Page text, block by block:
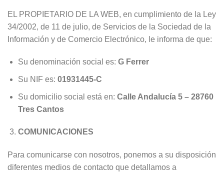
EL PROPIETARIO DE LA WEB, en cumplimiento de la Ley
34/2002, de 11 de julio, de Servicios de la Sociedad de la
Información y de Comercio Electrónico, le informa de que:
Su denominación social es: G Ferrer
Su NIF es: 01931445-C
Su domicilio social está en: Calle Andalucía 5 – 28760
Tres Cantos
COMUNICACIONES
Para comunicarse con nosotros, ponemos a su disposición
diferentes medios de contacto que detallamos a